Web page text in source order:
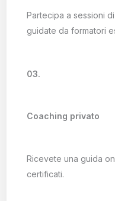
Partecipa a sessioni
guidate da formatori
03.
Coaching privato
Ricevete una guida
certificati.